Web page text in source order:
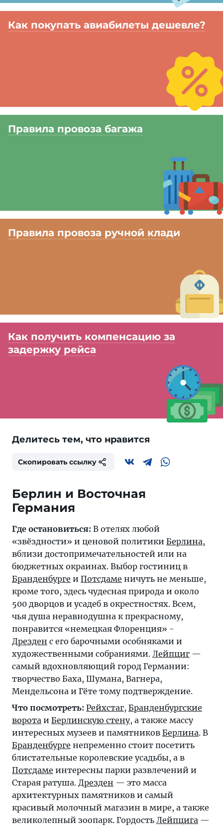
Как покупать авиабилеты дешевле?
Правила провоза багажа
Правила провоза ручной клади
Как получить компенсацию за
задержку рейса
Делитесь тем, что нравится
Скопировать ссылку
Берлин и Восточная
Германия
Где остановиться: В отелях любой
«звёздности» и ценовой политики Берлина,
вблизи достопримечательностей или на
бюджетных окраинах. Выбор гостиниц в
Бранденбурге и Потсдаме ничуть не меньше,
кроме того, здесь чудесная природа и около
500 дворцов и усадеб в окрестностях. Всем,
чья душа неравнодушна к прекрасному,
понравится «немецкая Флоренция» -
Дрезден с его барочными особняками и
художественными собраниями. Лейпциг —
самый вдохновляющий город Германии:
творчество Баха, Шумана, Вагнера,
Мендельсона и Гёте тому подтверждение.
Что посмотреть: Рейхстаг, Бранденбургские
ворота и Берлинскую стену, а также массу
интересных музеев и памятников Берлина. В
Бранденбурге непременно стоит посетить
блистательные королевские усадьбы, а в
Потсдаме интересны парки развлечений и
Старая ратуша. Дрезден — это масса
архитектурных памятников и самый
красивый молочный магазин в мире, а также
великолепный зоопарк. Гордость Лейпцига —